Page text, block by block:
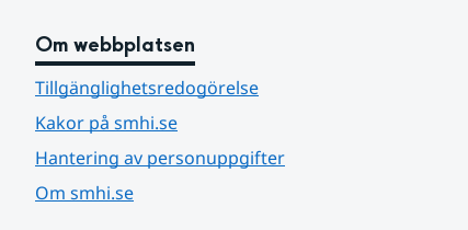
Om webbplatsen
Tillgänglighetsredogörelse
Kakor på smhi.se
Hantering av personuppgifter
Om smhi.se